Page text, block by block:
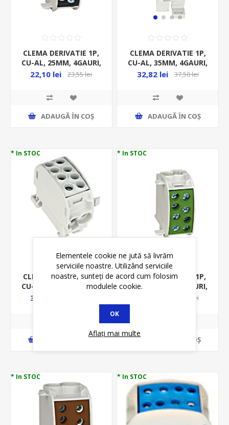
CLEMA DERIVATIE 1P,
CU-AL, 25MM, 4GAURI,
2X25MMP/ 2X16MMP,
22,10 lei 23,55 lei
ADAUGĂ ȊN COŞ
CLEMA DERIVATIE 1P,
CU-AL, 35MM, 4GAURI,
2X35MMP/ 2X25MMP,
32,82 lei 37,50 lei
ADAUGĂ ȊN COŞ
* In STOC
CLEMA DERIVATIE 1P,
CU-AL, 35MM, 4GAURI,
2X35MMP/ 2X25MMP,
32,82 lei
ADAUGĂ ȊN COŞ
* In STOC
CLEMA DERIVATIE 1P,
CU-AL, 35MM. 4GAURI,
2X35MMP/ 2X25MMP,
37,50 lei
ADAUGĂ ȊN COŞ
* In STOC * In STOC
Elementele cookie ne jută să livrăm
serviciile noastre. Utilizând serviciile
noastre, sunteți de acord cum folosim
modulele cookie.
OK
Aflați mai multe